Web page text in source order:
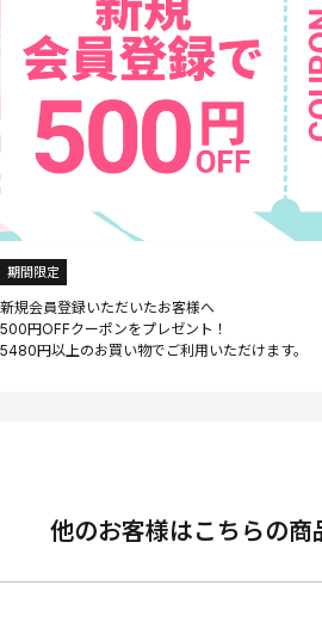
期間限定
新規会員登録いただいたお客様へ
500円OFFクーポンをプレゼント！
他のお客様はこちらの商